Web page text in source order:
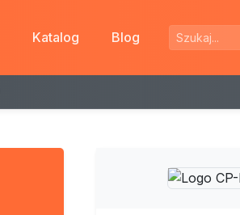
Katalog Blog